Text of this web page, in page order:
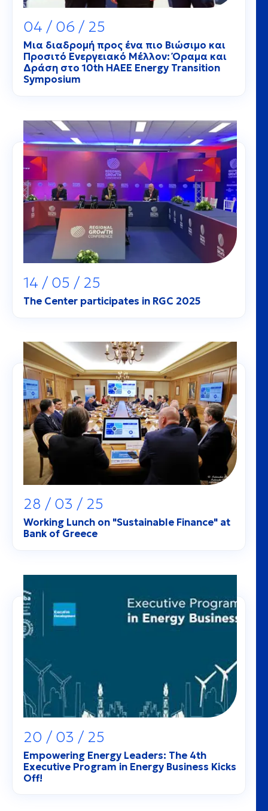
04 / 06 / 25
Μια διαδρομή προς ένα πιο Βιώσιμο και
Προσιτό Ενεργειακό Μέλλον: Όραμα και
Δράση στο 10th HAEE Energy Transition
Symposium
14 / 05 / 25
The Center participates in RGC 2025
28 / 03 / 25
Working Lunch on "Sustainable Finance" at
Bank of Greece
20 / 03 / 25
Empowering Energy Leaders: The 4th
Executive Program in Energy Business Kicks
Off!